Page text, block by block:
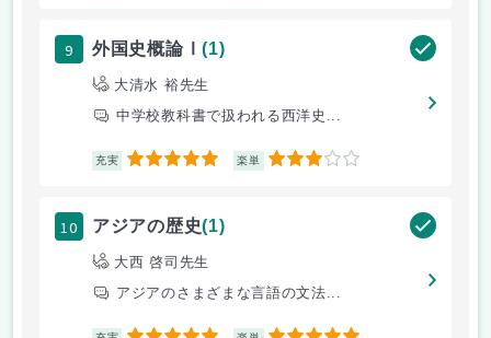
9 外国史概論Ⅰ(1)
大清水 裕先生
中学校教科書で扱われる西洋史...
充実 5 楽単 3
10 アジアの歴史(1)
大西 啓司先生
アジアのさまざまな言語の文法...